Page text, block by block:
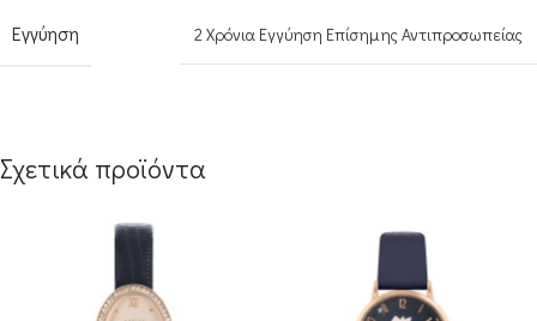
Εγγύηση 2 Χρόνια Εγγύηση Επίσημης Αντιπροσωπείας
Σχετικά προϊόντα